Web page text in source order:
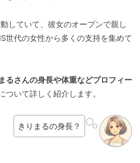
していて、彼女のオープンで親し
世代の女性から多くの支持を集めて
るさんの身長や体重などプロフィー
ついて詳しく紹介します。
きりまるの身長？